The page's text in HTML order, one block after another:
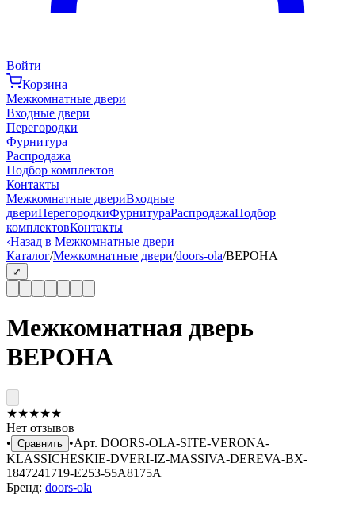
Войти
Корзина
Межкомнатные двери
Входные двери
Перегородки
Фурнитура
Распродажа
Подбор комплектов
Контакты
Межкомнатные двериВходные
двериПерегородкиФурнитураРаспродажаПодбор
комплектовКонтакты
‹Назад в Межкомнатные двери
Каталог/Межкомнатные двери/doors-ola/ВЕРОНА
⤢
Межкомнатная дверь
ВЕРОНА
★★★★★
Нет отзывов
• Сравнить •Арт. DOORS-OLA-SITE-VERONA-
KLASSICHESKIE-DVERI-IZ-MASSIVA-DEREVA-BX-
1847241719-E253-55A8175A
Бренд: doors-ola